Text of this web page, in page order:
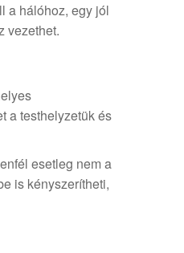
a hálóhoz, egy jól
vezethet.
a testhelyzetük és
esetleg nem a
is kényszerítheti,